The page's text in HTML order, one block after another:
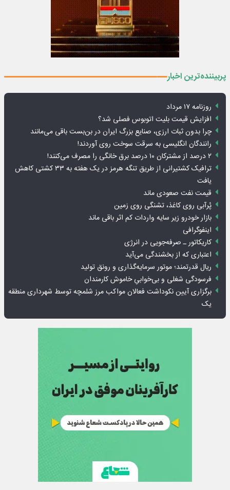
پربیننده‌ترین اخبار
روزنامه ۱۷ مرداد
افزایش قیمت بلیت اتوبوس فصلی شد؟
چرا بدون ثبات ارزی، صنایع بزرگ ایران در بن‌بست باقی می‌مانند
رانندگان انگلیسی به سرقت سوخت روی آوردند!
۲ درصد از مشترکان ۱۰ درصد برق خانگی را مصرف می‌کنند!
ترافیک کشتیرانی از طریق تنگه هرمز در یک هفته به ۳۳ کشتی کاهش
یافت
قیمت نفت صعودی ماند
پُرآبی روی کاغذ، تشنگی روی زمین
بازار خودرو زیر سایه واردات کم اثر باقی ماند
اینفوگرافی
کاریکاتور ـ صرفه‌جویی در انرژی
اعتباری که از بخشندگی می‌آید
ریال قدرتمند؛ موتور سرمایه‌گذاری و رونق تولید
فرسودگی شغلی و بی‌خوابیِ خاموش کارمندان
برگزاری آیین نکوداشت فعالان مواکب مرز شلمچه توسط شهرداری منطقه
یک